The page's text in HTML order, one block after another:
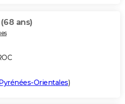
(68 ans)
Orientales)